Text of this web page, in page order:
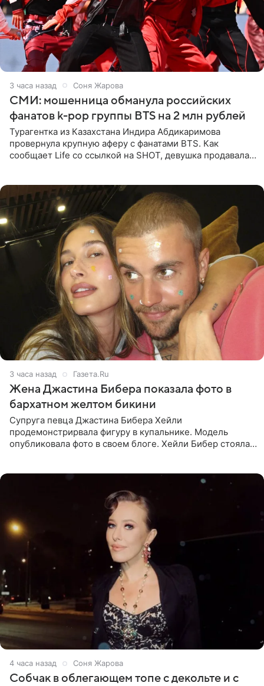
3 часа назад Соня Жарова
СМИ: мошенница обманула российских
фанатов k-pop группы BTS на 2 млн рублей
Турагентка из Казахстана Индира Абдикаримова
провернула крупную аферу с фанатами BTS. Как
сообщает Life со ссылкой на SHOT, девушка продавала
3 часа назад Газета.Ru
Жена Джастина Бибера показала фото в
бархатном желтом бикини
Супруга певца Джастина Бибера Хейли
продемонстрирвала фигуру в купальнике. Модель
опубликовала фото в своем блоге. Хейли Бибер стояла
4 часа назад Соня Жарова
Собчак в облегающем топе с декольте и с